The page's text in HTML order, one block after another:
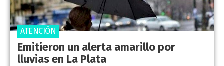
Emitieron un alerta amarillo por
lluvias en La Plata
ATENCIÓN